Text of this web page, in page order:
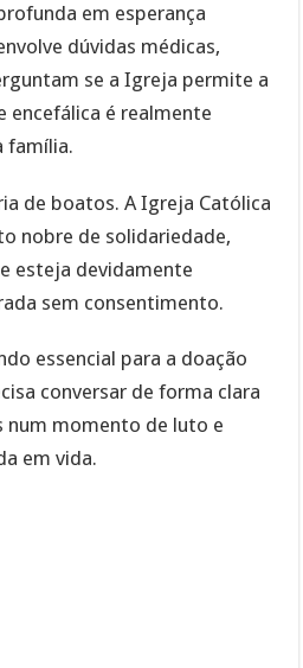
em esperança
dúvidas médicas,
se a Igreja permite a
encefálica é realmente
família.
de boatos. A Igreja Católica
nobre de solidariedade,
esteja devidamente
sem consentimento.
essencial para a doação
conversar de forma clara
num momento de luto e
em vida.